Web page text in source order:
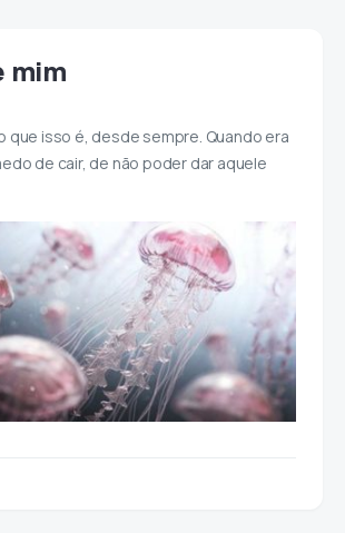
mim
que isso é, desde sempre. Quando era
de cair, de não poder dar aquele